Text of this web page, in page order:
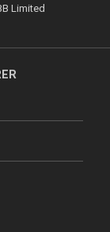
Limited